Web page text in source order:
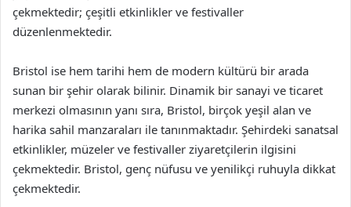
çekmektedir; çeşitli etkinlikler ve festivaller
düzenlenmektedir.
Bristol ise hem tarihi hem de modern kültürü bir arada
sunan bir şehir olarak bilinir. Dinamik bir sanayi ve ticaret
merkezi olmasının yanı sıra, Bristol, birçok yeşil alan ve
harika sahil manzaraları ile tanınmaktadır. Şehirdeki sanatsal
etkinlikler, müzeler ve festivaller ziyaretçilerin ilgisini
çekmektedir. Bristol, genç nüfusu ve yenilikçi ruhuyla dikkat
çekmektedir.